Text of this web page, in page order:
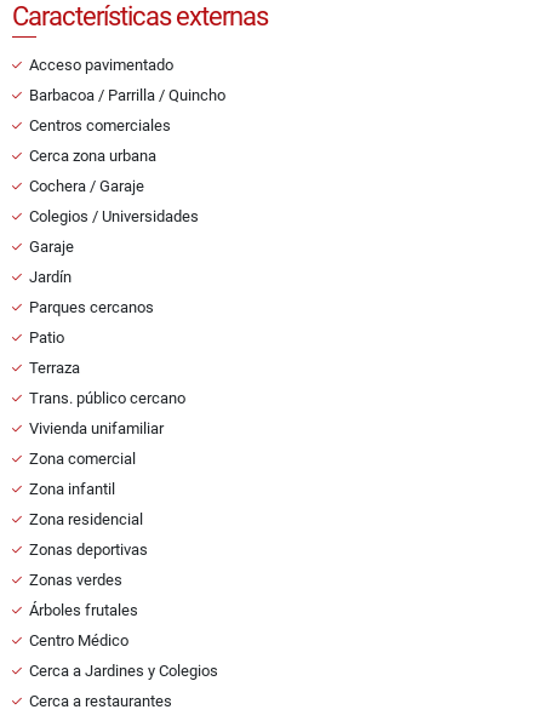
Características externas
Acceso pavimentado
Barbacoa / Parrilla / Quincho
Centros comerciales
Cerca zona urbana
Cochera / Garaje
Colegios / Universidades
Garaje
Jardín
Parques cercanos
Patio
Terraza
Trans. público cercano
Vivienda unifamiliar
Zona comercial
Zona infantil
Zona residencial
Zonas deportivas
Zonas verdes
Árboles frutales
Centro Médico
Cerca a Jardines y Colegios
Cerca a restaurantes